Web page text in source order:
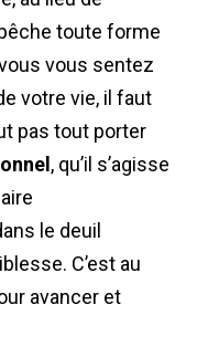
toute forme
vous sentez
votre vie, il faut
pas tout porter
, qu’il s’agisse
le deuil
C’est au
avancer et